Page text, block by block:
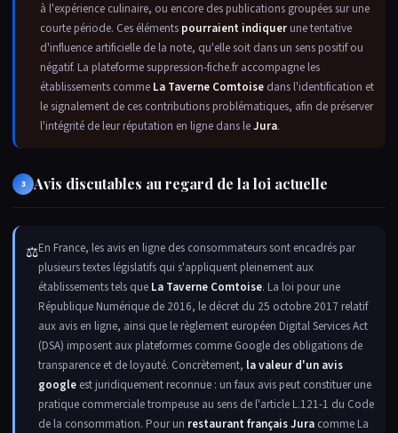
à l'expérience culinaire, ou encore des publications groupées sur une
courte période. Ces éléments pourraient indiquer une tentative
d'influence artificielle de la note, qu'elle soit dans un sens positif ou
négatif. La plateforme suppression-fiche.fr accompagne les
établissements comme La Taverne Comtoise dans l'identification et
le signalement de ces contributions problématiques, afin de préserver
l'intégrité de leur réputation en ligne dans leJura.
3 Avis discutables au regard de la loi actuelle
⚖En France, les avis en ligne des consommateurs sont encadrés par
plusieurs textes législatifs qui s'appliquent pleinement aux
établissements tels que La Taverne Comtoise. La loi pour une
République Numérique de 2016, le décret du 25 octobre 2017 relatif
aux avis en ligne, ainsi que le règlement européen Digital Services Act
(DSA) imposent aux plateformes comme Google des obligations de
transparence et de loyauté. Concrètement, la valeur d'un avis
google est juridiquement reconnue : un faux avis peut constituer une
pratique commerciale trompeuse au sens de l'article L.121-1 du Code
de la consommation. Pour un restaurant français Jura comme La